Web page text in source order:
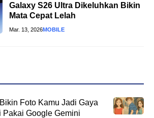
Galaxy S26 Ultra Dikeluhkan Bikin
Mata Cepat Lelah
Mar. 13, 2026MOBILE
Foto Kamu Jadi Gaya
Pakai Google Gemini